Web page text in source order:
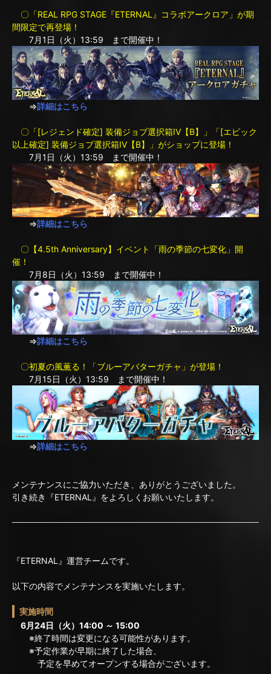
〇「REAL RPG STAGE『ETERNAL』コラボアークロア」が期
間限定で再登場！
7月1日（火）13:59 まで開催中！
⇒詳細はこちら
〇「[レジェンド確定] 装備ジョブ選択箱IV【B】」「[エピック
以上確定] 装備ジョブ選択箱IV【B】」がショップに登場！
7月1日（火）13:59 まで開催中！
⇒詳細はこちら
〇【4.5th Anniversary】イベント「雨の季節の七変化」開
催！
7月8日（火）13:59 まで開催中！
⇒詳細はこちら
〇初夏の風薫る！「ブルーアバターガチャ」が登場！
7月15日（火）13:59 まで開催中！
⇒詳細はこちら
メンテナンスにご協力いただき、ありがとうございました。
引き続き『ETERNAL』をよろしくお願いいたします。
『ETERNAL』運営チームです。
以下の内容でメンテナンスを実施いたします。
実施時間
6月24日（火）14:00 ～ 15:00
※終了時間は変更になる可能性があります。
※予定作業が早期に終了した場合、
予定を早めてオープンする場合がございます。